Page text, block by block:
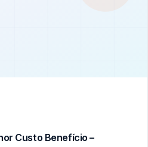
Custo Benefício –